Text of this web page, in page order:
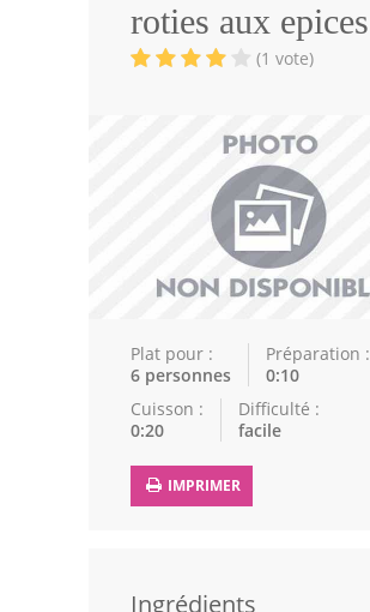
Volailles
Poissons
Recettes Marocaine
Tajines
Viandes
Poissons
Cuisines Orientales
roties aux epices
(1 vote)
Plat pour :
6 personnes
Préparation :
0:10
Cuisson :
0:20
Difficulté :
facile
IMPRIMER
Ingrédients